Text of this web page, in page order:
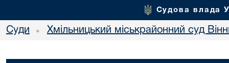
Судова влада
Суди • Хмільницький міськрайонний суд